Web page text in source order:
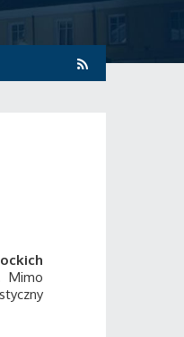
Mimo